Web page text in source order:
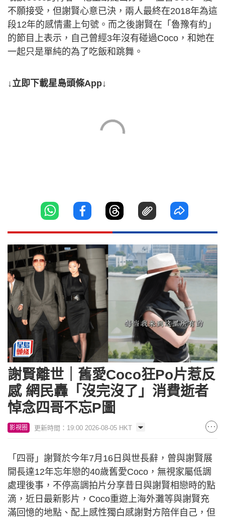
不願接受，但謝賢心意已決，兩人最終在2018年為這
段12年的感情畫上句號。而之後謝賢在「魯豫有約」
的節目上表示，自己曾經3年沒有碰過Coco，和她在
一起只是單純的為了吃飯和跳舞。
↓立即下載星島頭條App↓
謝賢離世｜舊愛Coco狂Po片惹反
感 網民轟「沒完沒了」消費逝者
悼念四哥不忘P圖
影視圈 更新時間：19:00 2026-08-05 HKT
「四哥」謝賢於今年7月16日與世長辭，曾與謝賢展
開長達12年忘年戀的40歲舊愛Coco，無視家屬低調
處理後事，不停高調拍片分享昔日與謝賢相戀時的點
滴，近日最新影片，Coco重遊上海外灘等與謝賢充
滿回憶的地點、配上感性獨白感謝對方陪伴自己，但